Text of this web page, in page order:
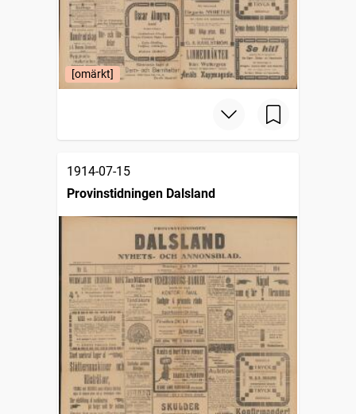
[omärkt]
1914-07-15
Provinstidningen Dalsland